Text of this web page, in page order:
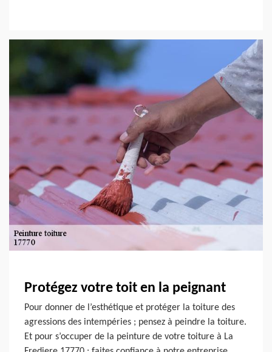
Protégez votre toit en la peignant
Pour donner de l’esthétique et protéger la toiture des
agressions des intempéries ; pensez à peindre la toiture.
Et pour s’occuper de la peinture de votre toiture à La